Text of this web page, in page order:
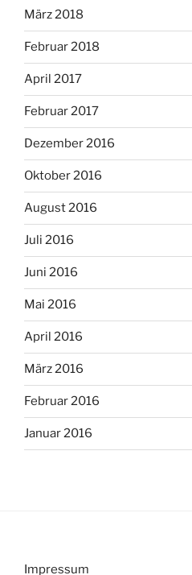
März 2018
Februar 2018
April 2017
Februar 2017
Dezember 2016
Oktober 2016
August 2016
Juli 2016
Juni 2016
Mai 2016
April 2016
März 2016
Februar 2016
Januar 2016
Impressum